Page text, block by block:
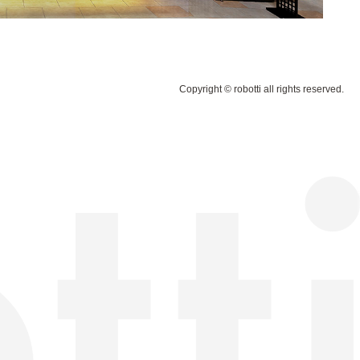
Copyright © robotti all rights reserved.